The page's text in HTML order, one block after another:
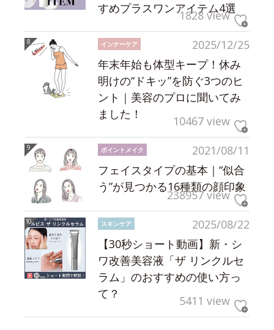
すめプラスワンアイテム4選
1828 view
2025/12/25
インナーケア
年末年始も体型キープ！休み
明けの“ドキッ”を防ぐ3つのヒ
ント｜美容のプロに聞いてみ
ました！
10467 view
2021/08/11
ポイントメイク
フェイスタイプの基本｜“似合
う”が見つかる16種類の顔印象
238957 view
2025/08/22
スキンケア
【30秒ショート動画】新・シ
ワ改善美容液「ザ リンクルセ
ラム」のおすすめの使い方っ
て？
5411 view